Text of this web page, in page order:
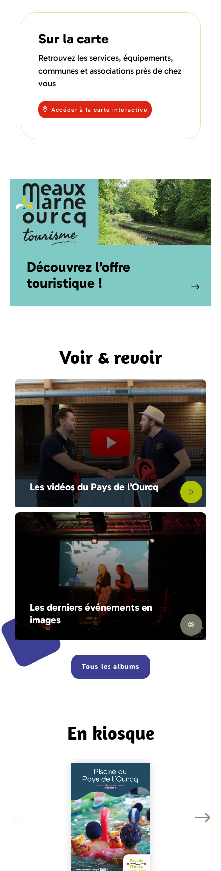
Sur la carte
Retrouvez les services, équipements,
communes et associations près de chez
vous
Accéder à la carte interactive
Découvrez l’offre
touristique !
Voir & revoir
Les vidéos du Pays de l’Ourcq
Les derniers événements en
images
Tous les albums
En kiosque